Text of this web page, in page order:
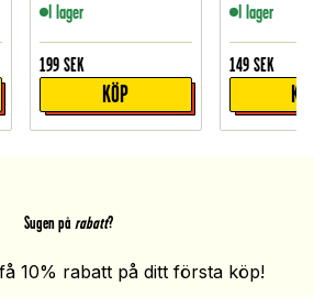
I lager
199 SEK
KÖP
I lager
149 SEK
Sugen på rabatt?
10% rabatt på ditt första köp!